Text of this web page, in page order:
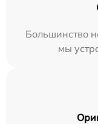
Большинство
мы